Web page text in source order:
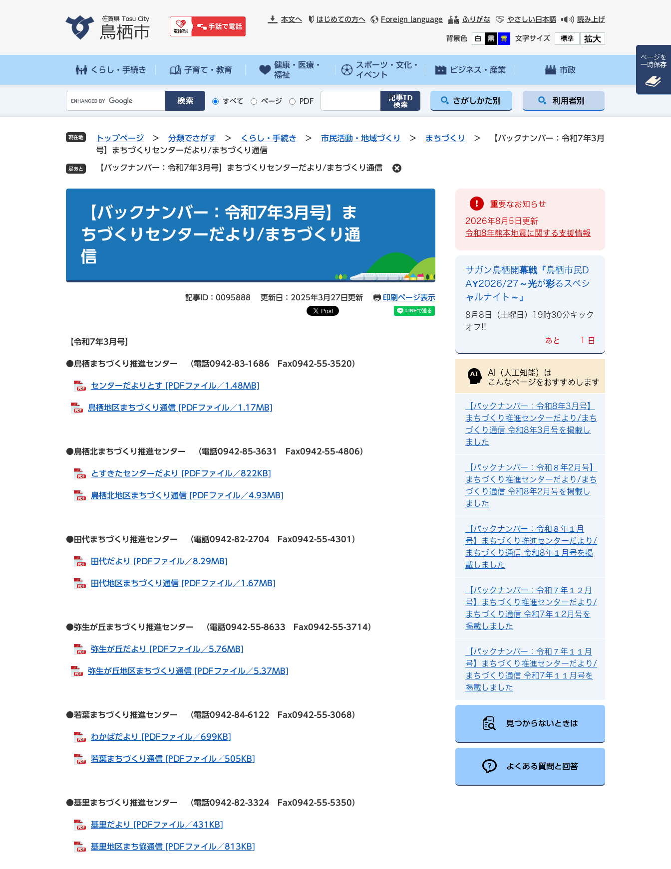
先
を
本文へ はじめての方へ Foreign language ふりがな やさしい日本語 読み上げ
背景色 白 黒 青 文字サイズ 標準 拡大
くらし・手続き 子育て・教育
健康・医療・
福祉
スポーツ・文化・
イベント
ビジネス・産業 市政
o
g
l
カ
タ
すべて ページ PDF さがしかた別 利用者別
現在地 トップページ > 分類でさがす > くらし・手続き > 市民活動・地域づくり > まちづくり >
【バックナンバー：令和7年3月
号】まちづくりセンターだより/まちづくり通信
【バックナンバー：令和7年3月号】まちづくりセンターだより/まちづくり通信
【バックナンバー：令和7年3月号】ま
ちづくりセンターだより/まちづくり通
信
記事ID：0095888 更新日：2025年3月27日更新 印刷ページ表示
【令和7年3月号】
●鳥栖まちづくり推進センター （電話0942-83-1686 Fax0942-55-3520）
センターだよりとす [PDFファイル／1.48MB]
鳥栖地区まちづくり通信 [PDFファイル／1.17MB]
●鳥栖北まちづくり推進センター （電話0942-85-3631 Fax0942-55-4806）
とすきたセンターだより [PDFファイル／822KB]
鳥栖北地区まちづくり通信 [PDFファイル／4.93MB]
●田代まちづくり推進センター （電話0942-82-2704 Fax0942-55-4301）
田代だより [PDFファイル／8.29MB]
田代地区まちづくり通信 [PDFファイル／1.67MB]
●弥生が丘まちづくり推進センター （電話0942-55-8633 Fax0942-55-3714）
弥生が丘だより [PDFファイル／5.76MB]
弥生が丘地区まちづくり通信 [PDFファイル／5.37MB]
●若葉まちづくり推進センター （電話0942-84-6122 Fax0942-55-3068）
わかばだより [PDFファイル／699KB]
若葉まちづくり通信 [PDFファイル／505KB]
●基里まちづくり推進センター （電話0942-82-3324 Fax0942-55-5350）
基里だより [PDFファイル／431KB]
基里地区まち協通信 [PDFファイル／813KB]
重要なお知らせ
2026年8月5日更新
令和8年熊本地震に関する支援情報
サガン鳥栖開幕戦『鳥栖市民D
AY2026/27～光が彩るスペシ
ャルナイト～』
8月8日（土曜日）19時30分キック
オフ!!
あと 1 日
AI（人工知能）は
こんなページをおすすめします
【バックナンバー：令和8年3月号】
まちづくり推進センターだより/まち
づくり通信 令和8年3月号を掲載し
ました
【バックナンバー：令和８年2月号】
まちづくり推進センターだより/まち
づくり通信 令和8年2月号を掲載し
ました
【バックナンバー：令和８年１月
号】まちづくり推進センターだより/
まちづくり通信 令和8年１月号を掲
載しました
【バックナンバー：令和７年１２月
号】まちづくり推進センターだより/
まちづくり通信 令和7年１2月号を
掲載しました
【バックナンバー：令和７年１１月
号】まちづくり推進センターだより/
まちづくり通信 令和7年１１月号を
掲載しました
見つからないときは
よくある質問と回答
ページを
一時保存